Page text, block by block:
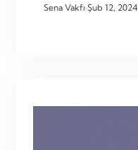
Sena Vakfı·Şub 12, 2024